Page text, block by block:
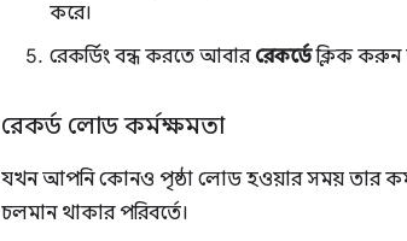
করে।
রেকর্ডিং বন্ধ করতে আবার রেকর্ডেক্লিক করুন
রেকর্ড লোড কর্মক্ষমতা
যখন আপনি কোনও পৃষ্ঠা লোড হওয়ার সময় তার
চলমান থাকার পরিবর্তে।